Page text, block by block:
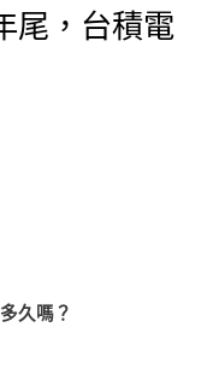
尾，台積電
久嗎？